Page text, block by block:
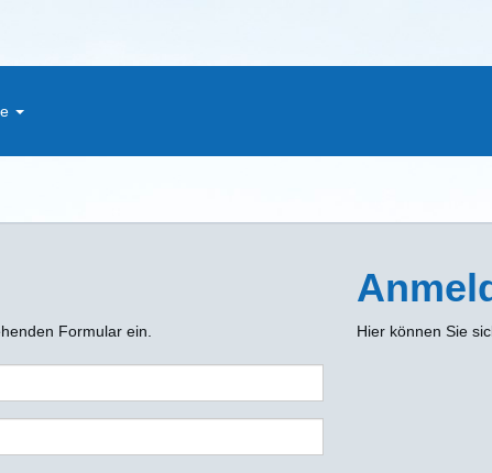
Formular ein. Hier können Sie